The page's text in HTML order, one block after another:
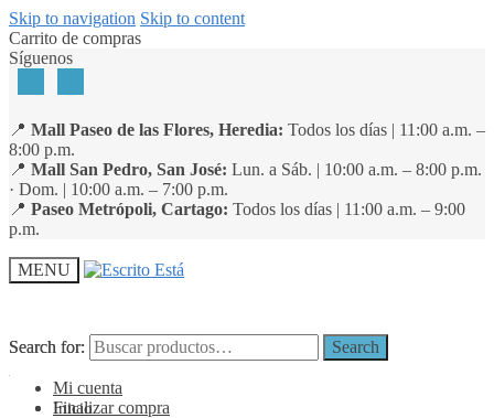
Skip to navigation Skip to content
Carrito de compras
Síguenos
📍 Mall Paseo de las Flores, Heredia: Todos los días | 11:00 a.m. –
8:00 p.m.
📍 Mall San Pedro, San José: Lun. a Sáb. | 10:00 a.m. – 8:00 p.m.
· Dom. | 10:00 a.m. – 7:00 p.m.
📍 Paseo Metrópoli, Cartago: Todos los días | 11:00 a.m. – 9:00
p.m.
MENU
Search for: Search
Mi cuenta
Finalizar compra
Search for: Search
Inicio